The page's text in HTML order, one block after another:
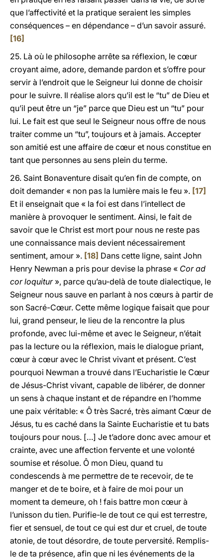
que l’affectivité et la pratique seraient les simples
conséquences – en dépendance – d’un savoir assuré.
[16]
25. Là où le philosophe arrête sa réflexion, le cœur
croyant aime, adore, demande pardon et s’offre pour
servir à l’endroit que le Seigneur lui donne de choisir
pour le suivre. Il réalise alors qu’il est le “tu” de Dieu et
qu’il peut être un “je” parce que Dieu est un “tu” pour
lui. Le fait est que seul le Seigneur nous offre de nous
traiter comme un “tu”, toujours et à jamais. Accepter
son amitié est une affaire de cœur et nous constitue en
tant que personnes au sens plein du terme.
26. Saint Bonaventure disait qu’en fin de compte, on
doit demander « non pas la lumière mais le feu ». [17]
Et il enseignait que « la foi est dans l’intellect de
manière à provoquer le sentiment. Ainsi, le fait de
savoir que le Christ est mort pour nous ne reste pas
une connaissance mais devient nécessairement
sentiment, amour ». [18] Dans cette ligne, saint John
Henry Newman a pris pour devise la phrase « Cor ad
cor loquitur», parce qu’au-delà de toute dialectique, le
Seigneur nous sauve en parlant à nos cœurs à partir de
son Sacré-Cœur. Cette même logique faisait que pour
lui, grand penseur, le lieu de la rencontre la plus
profonde, avec lui-même et avec le Seigneur, n’était
pas la lecture ou la réflexion, mais le dialogue priant,
cœur à cœur avec le Christ vivant et présent. C’est
pourquoi Newman a trouvé dans l’Eucharistie le Cœur
de Jésus-Christ vivant, capable de libérer, de donner
un sens à chaque instant et de répandre en l’homme
une paix véritable: « Ô très Sacré, très aimant Cœur de
Jésus, tu es caché dans la Sainte Eucharistie et tu bats
toujours pour nous. […] Je t’adore donc avec amour et
crainte, avec une affection fervente et une volonté
soumise et résolue. Ô mon Dieu, quand tu
condescends à me permettre de te recevoir, de te
manger et de te boire, et à faire de moi pour un
moment ta demeure, oh ! fais battre mon cœur à
l’unisson du tien. Purifie-le de tout ce qui est terrestre,
fier et sensuel, de tout ce qui est dur et cruel, de toute
atonie, de tout désordre, de toute perversité. Remplis-
le de ta présence, afin que ni les événements de la